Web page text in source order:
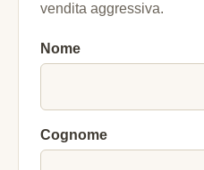
vendita aggressiva.
Nome
Cognome